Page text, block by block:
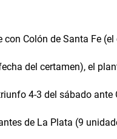
Colón de Santa Fe
del certamen), el
4-3 del sábado
de La Plata (9